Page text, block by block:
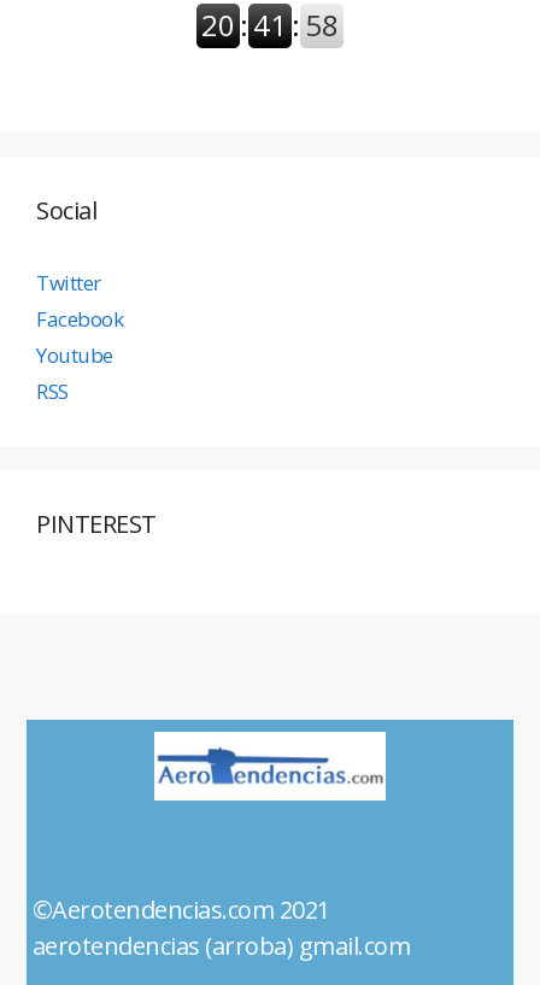
Social
Twitter
Facebook
Youtube
RSS
PINTEREST
©Aerotendencias.com 2021
aerotendencias (arroba) gmail.com